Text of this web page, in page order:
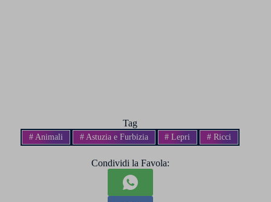
Tag
#Animali #Astuzia e Furbizia # Lepri # Ricci
Condividi la Favola: